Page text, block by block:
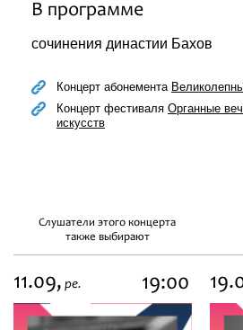
В программе
сочинения династии Бахов
Концерт абонемента
Концерт фестиваля Органные
искусств
Слушатели этого концерта
также выбирают
11.09, pe. 19:00